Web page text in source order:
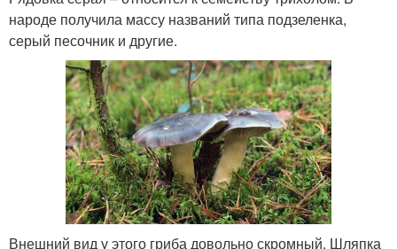
народе получила массу названий типа подзеленка,
серый песочник и другие.
Внешний вид у этого гриба довольно скромный. Шляпка